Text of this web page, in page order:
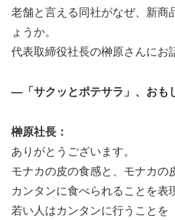
老舗と言える同社がなぜ、新商
ょうか。
代表取締役社長の榊原さんにお
―「サクッとポテサラ」、おも
榊原社長：
ありがとうございます。
モナカの皮の食感と、モナカの
カンタンに食べられることを表
若い人はカンタンに行うことを